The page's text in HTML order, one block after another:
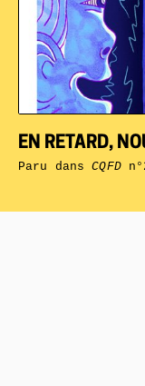
EN RETARD,
Paru dansCQFD